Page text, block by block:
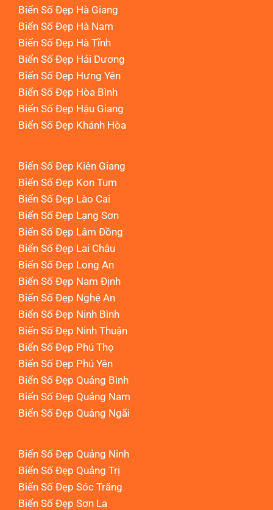
Biển Số Đẹp Hà Giang
Biển Số Đẹp Hà Nam
Biển Số Đẹp Hà Tĩnh
Biển Số Đẹp Hải Dương
Biển Số Đẹp Hưng Yên
Biển Số Đẹp Hòa Bình
Biển Số Đẹp Hậu Giang
Biển Số Đẹp Khánh Hòa
Biển Số Đẹp Kiên Giang
Biển Số Đẹp Kon Tum
Biển Số Đẹp Lào Cai
Biển Số Đẹp Lạng Sơn
Biển Số Đẹp Lâm Đồng
Biển Số Đẹp Lai Châu
Biển Số Đẹp Long An
Biển Số Đẹp Nam Định
Biển Số Đẹp Nghệ An
Biển Số Đẹp Ninh Bình
Biển Số Đẹp Ninh Thuận
Biển Số Đẹp Phú Thọ
Biển Số Đẹp Phú Yên
Biển Số Đẹp Quảng Bình
Biển Số Đẹp Quảng Nam
Biển Số Đẹp Quảng Ngãi
Biển Số Đẹp Quảng Ninh
Biển Số Đẹp Quảng Trị
Biển Số Đẹp Sóc Trăng
Biển Số Đẹp Sơn La